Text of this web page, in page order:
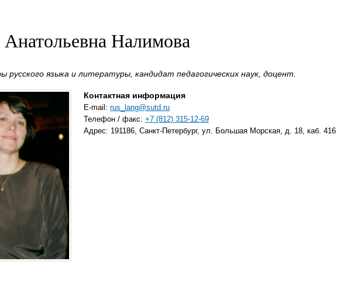
Анатольевна Налимова
русского языка и литературы, кандидат педагогических наук, доцент.
Контактная информация
E-mail: rus_lang@sutd.ru
Телефон / факс: +7 (812) 315-12-69
Адрес: 191186, Санкт-Петербург, ул. Большая Морская, д. 18, каб. 416